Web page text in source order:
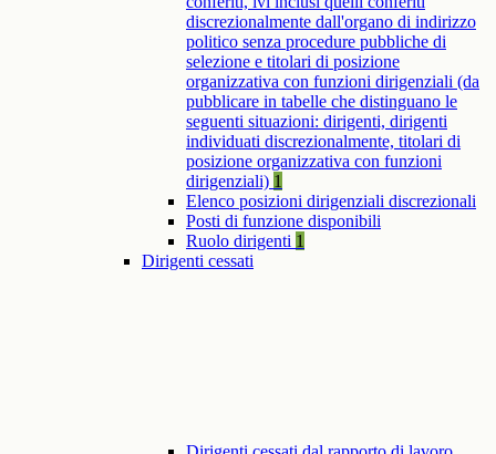
discrezionalmente dall'organo di indirizzo
politico senza procedure pubbliche di
selezione e titolari di posizione
organizzativa con funzioni dirigenziali (da
pubblicare in tabelle che distinguano le
seguenti situazioni: dirigenti, dirigenti
individuati discrezionalmente, titolari di
posizione organizzativa con funzioni
dirigenziali) 1
Elenco posizioni dirigenziali discrezionali
Posti di funzione disponibili
Ruolo dirigenti 1
Dirigenti cessati